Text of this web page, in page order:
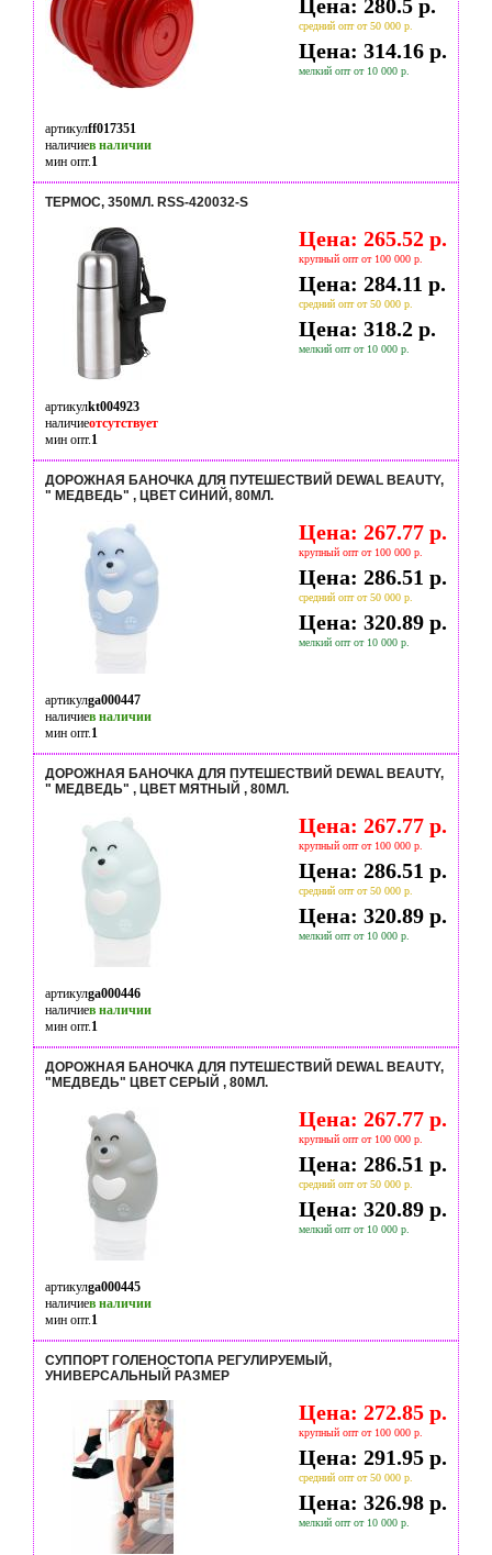
Цена: 280.5 р.
средний опт от 50 000 р.
Цена: 314.16 р.
мелкий опт от 10 000 р.
артикулff017351
наличиев наличии
мин опт.1
ТЕРМОС, 350МЛ. RSS-420032-S
Цена: 265.52 р.
крупный опт от 100 000 р.
Цена: 284.11 р.
средний опт от 50 000 р.
Цена: 318.2 р.
мелкий опт от 10 000 р.
артикулkt004923
наличиеотсутствует
мин опт.1
ДОРОЖНАЯ БАНОЧКА ДЛЯ ПУТЕШЕСТВИЙ DEWAL BEAUTY,
" МЕДВЕДЬ" , ЦВЕТ СИНИЙ, 80МЛ.
Цена: 267.77 р.
крупный опт от 100 000 р.
Цена: 286.51 р.
средний опт от 50 000 р.
Цена: 320.89 р.
мелкий опт от 10 000 р.
артикулga000447
наличиев наличии
мин опт.1
ДОРОЖНАЯ БАНОЧКА ДЛЯ ПУТЕШЕСТВИЙ DEWAL BEAUTY,
" МЕДВЕДЬ" , ЦВЕТ МЯТНЫЙ , 80МЛ.
Цена: 267.77 р.
крупный опт от 100 000 р.
Цена: 286.51 р.
средний опт от 50 000 р.
Цена: 320.89 р.
мелкий опт от 10 000 р.
артикулga000446
наличиев наличии
мин опт.1
ДОРОЖНАЯ БАНОЧКА ДЛЯ ПУТЕШЕСТВИЙ DEWAL BEAUTY,
"МЕДВЕДЬ" ЦВЕТ СЕРЫЙ , 80МЛ.
Цена: 267.77 р.
крупный опт от 100 000 р.
Цена: 286.51 р.
средний опт от 50 000 р.
Цена: 320.89 р.
мелкий опт от 10 000 р.
артикулga000445
наличиев наличии
мин опт.1
СУППОРТ ГОЛЕНОСТОПА РЕГУЛИРУЕМЫЙ,
УНИВЕРСАЛЬНЫЙ РАЗМЕР
Цена: 272.85 р.
крупный опт от 100 000 р.
Цена: 291.95 р.
средний опт от 50 000 р.
Цена: 326.98 р.
мелкий опт от 10 000 р.